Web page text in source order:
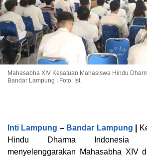
Mahasabha XIV Kesatuan Mahasiswa Hindu
Bandar Lampung | Foto: Ist.
Inti Lampung – Bandar Lampung
Hindu Dharma Indonesia
menyelenggarakan Mahasabha XIV